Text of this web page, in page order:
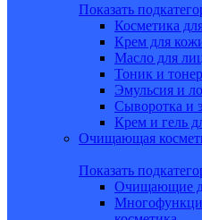
Показать
Косметика
Крем для
Масло для
Тоник и
Эмульсия и
Сыворотка и
Крем и гель
Очищающая
Показать
Очищающие